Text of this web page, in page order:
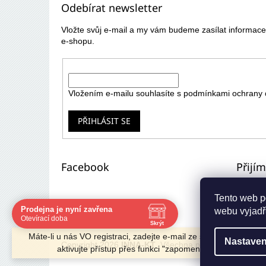
Tento web
webu
Máte-li u nás VO registraci, zadejte e-mail ze starého e-shopu
aktivujte přístup přes funkci "zapomenuté heslo".
Odebírat newsletter
Vložte svůj e-mail a my vám budeme zasílat
e-shopu.
Vložením e-mailu souhlasíte s podmínkami ochrany
PŘIHLÁSIT SE
Facebook
Copyright 2026 INNA-KT . Všechna práva vyhrazena.
Prodejna je nyní zavřena
Otevírací doba
Skrýt
Navštivte nás osobně
Čas Pauza
8:00 - 16:30
12:00 - 13:00
8:00 - 16:30
12:00 - 13:00